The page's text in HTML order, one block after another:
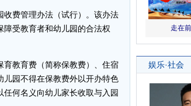
费管理办法（试行）。该办法
障受教育者和幼儿园的合法权
教育费（简称保教费）、住宿
儿园不得在保教费外以开办特色
何名义向幼儿家长收取与入园